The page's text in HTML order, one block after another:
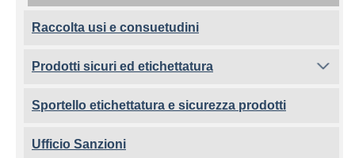
Raccolta usi e consuetudini
Prodotti sicuri ed etichettatura
Sportello etichettatura e sicurezza prodotti
Ufficio Sanzioni